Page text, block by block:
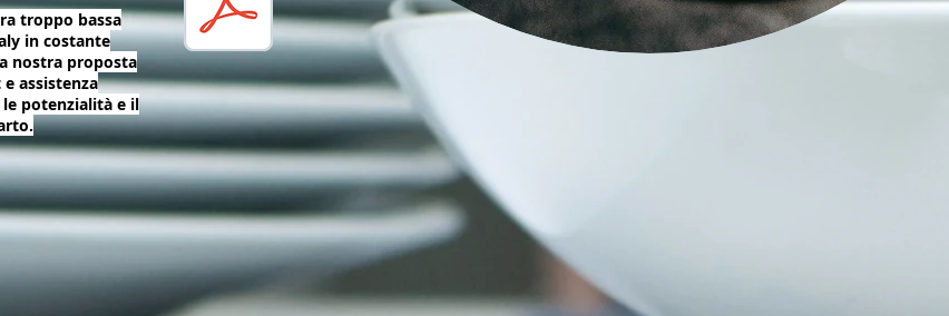
troppo bassa
in costante
nostra proposta
assistenza
potenzialità e il